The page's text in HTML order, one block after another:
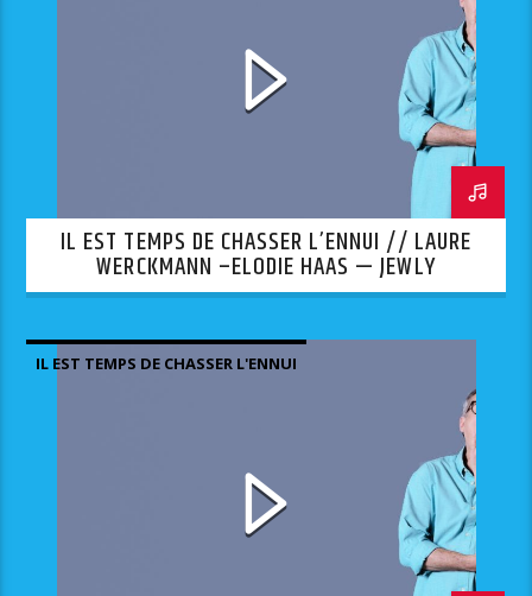
IL EST TEMPS DE CHASSER L’ENNUI // LAURE
WERCKMANN –ELODIE HAAS — JEWLY
IL EST TEMPS DE CHASSER L'ENNUI